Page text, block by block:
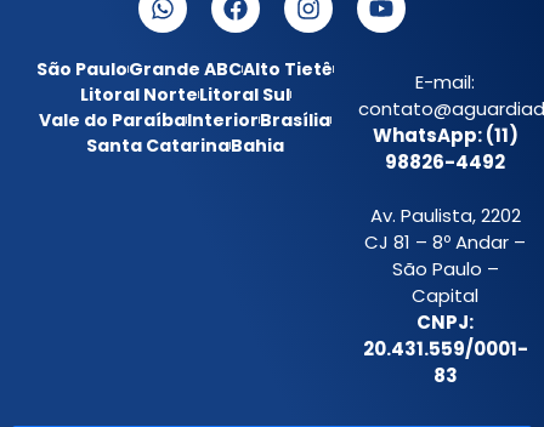
São PauloGrande ABCAlto Tietê
Litoral NorteLitoral Sul
Vale do ParaíbaInteriorBrasília
Santa CatarinaBahia
E-mail:
WhatsApp: (11)
98826-4492
Av. Paulista, 2202
CJ 81 – 8º Andar –
São Paulo –
Capital
CNPJ:
20.431.559/0001-
83